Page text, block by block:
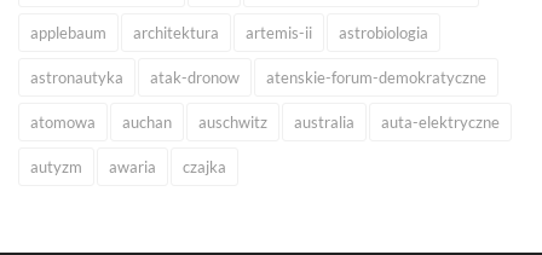
applebaum architektura artemis-ii astrobiologia
astronautyka atak-dronow atenskie-forum-demokratyczne
atomowa auchan auschwitz australia auta-elektryczne
autyzm awaria czajka